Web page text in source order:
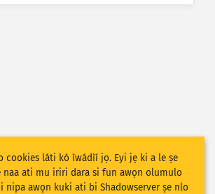
cookies láti kó ìwádìí jọ. Eyi jẹ ki a le ṣe
naa ati mu iriri dara si fun awọn olumulo
nipa awọn kuki ati bi Shadowserver ṣe nlo